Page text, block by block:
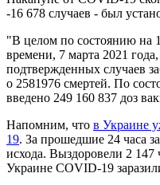
-16 678 случаев - был
"В целом по состоянию на
времени, 7 марта 2021
подтвержденных случаев
о 2581976 смертей. По
введено 249 160 837 доз
Напомним, что в Украине
19. За прошедшие 24 часа
исхода. Выздоровели 2 147
Украине COVID-19